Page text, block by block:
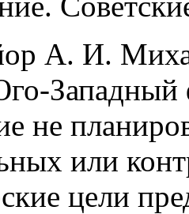
А. И.
Западный
не
или
цели